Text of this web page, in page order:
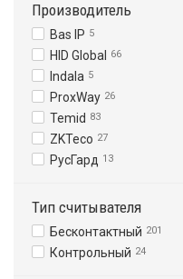
Производитель
Bas IP 5
HID Global 66
Indala 5
ProxWay 26
Temid 83
ZKTeco 27
РусГард 13
Тип считывателя
Бесконтактный 201
Контрольный 24